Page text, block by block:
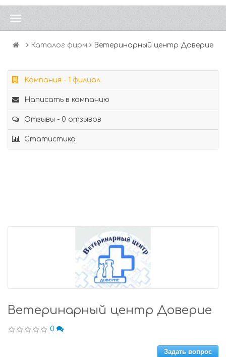
Каталог фирм Ветеринарный центр Доверие
Компания - 1 филиал
Написать в компанию
Отзывы - 0 отзывов
Статистика
Ветеринарный центр Доверие
0
Задать вопрос